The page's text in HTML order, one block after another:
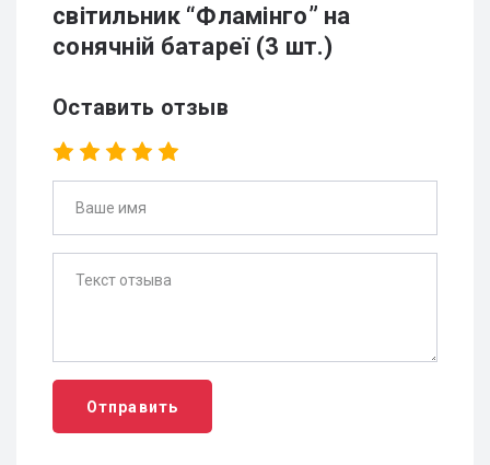
світильник “Фламінго” на
сонячній батареї (3 шт.)
Оставить отзыв
Отправить